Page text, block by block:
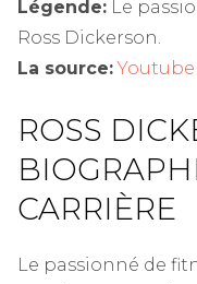
Légende: Le
Ross Dickerson.
La source: Youtube
ROSS
CARRIÈRE
Le passionné de